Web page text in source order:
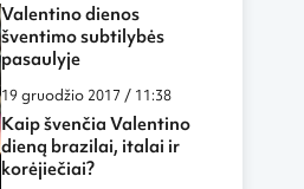
Valentino dienos
šventimo subtilybės
pasaulyje
19 gruodžio 2017 / 11:38
Kaip švenčia Valentino
dieną brazilai, italai ir
korėjiečiai?